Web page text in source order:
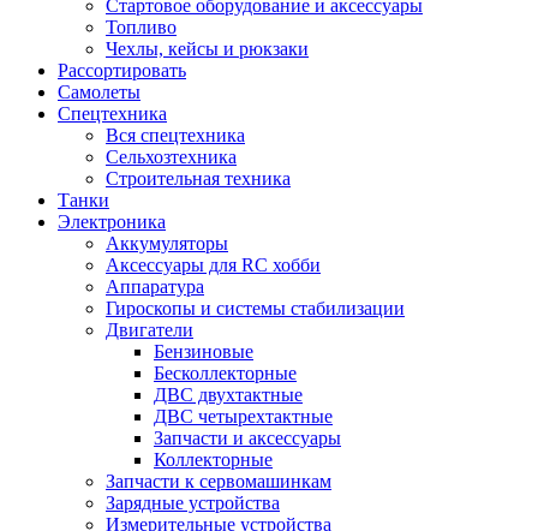
Стартовое оборудование и аксессуары
Топливо
Чехлы, кейсы и рюкзаки
Рассортировать
Самолеты
Спецтехника
Вся спецтехника
Сельхозтехника
Строительная техника
Танки
Электроника
Аккумуляторы
Аксессуары для RC хобби
Аппаратура
Гироскопы и системы стабилизации
Двигатели
Бензиновые
Бесколлекторные
ДВС двухтактные
ДВС четырехтактные
Запчасти и аксессуары
Коллекторные
Запчасти к сервомашинкам
Зарядные устройства
Измерительные устройства